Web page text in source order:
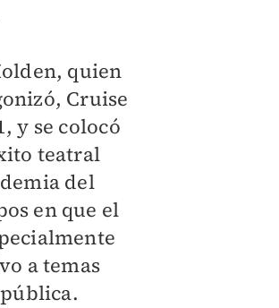
quien
Cruise
y se colocó
teatral
del
en que el
a temas